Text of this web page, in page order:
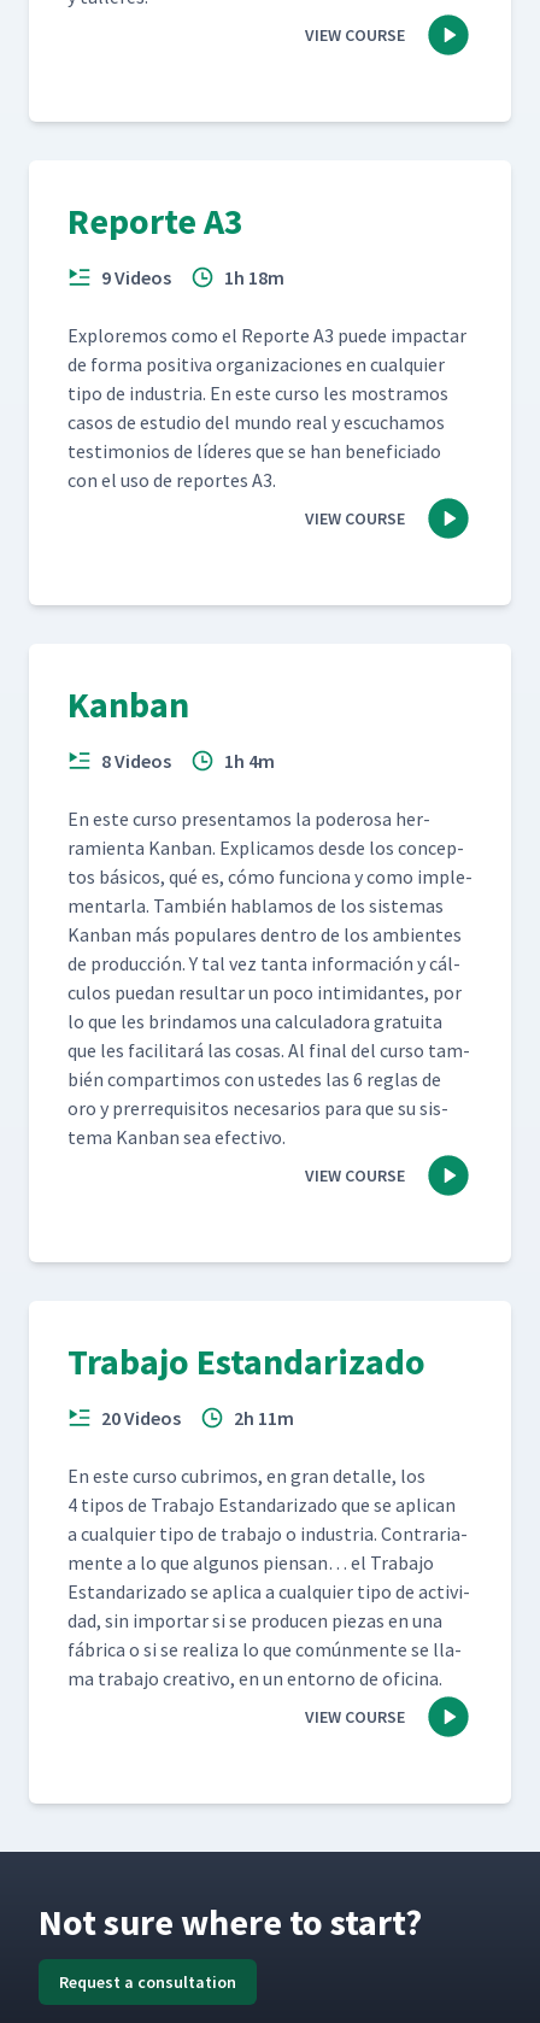
VIEW COURSE
Reporte A3
9 Videos 1h 18m
Explore­mos como el Reporte A3 puede impactar
de for­ma pos­i­ti­va orga­ni­za­ciones en cualquier
tipo de indus­tria. En este cur­so les mostramos
casos de estu­dio del mun­do real y escuchamos
tes­ti­mo­nios de líderes que se han ben­e­fi­ci­a­do
con el uso de reportes A3.
VIEW COURSE
Kanban
8 Videos 1h 4m
En este cur­so pre­sen­ta­mos la poderosa her­
ramien­ta Kan­ban. Expli­camos des­de los con­cep­
tos bási­cos, qué es, cómo fun­ciona y como imple­
men­tar­la. Tam­bién hablam­os de los sis­temas
Kan­ban más pop­u­lares den­tro de los ambi­entes
de pro­duc­ción. Y tal vez tan­ta infor­ma­ción y cál­
cu­los puedan resul­tar un poco intim­i­dantes, por
lo que les brindamos una cal­cu­lado­ra gra­tui­ta
que les facil­i­tará las cosas. Al final del cur­so tam­
bién com­par­ti­mos con ust­edes las 6 reglas de
oro y pre­rreq­ui­si­tos nece­sar­ios para que su sis­
tema Kan­ban sea efectivo.
VIEW COURSE
Trabajo Estandarizado
20 Videos 2h 11m
En este cur­so cub­ri­mos, en gran detalle, los
4 tipos de Tra­ba­jo Estandariza­do que se apli­can
a cualquier tipo de tra­ba­jo o indus­tria. Con­trari­a­
mente a lo que algunos pien­san… el Tra­ba­jo
Estandariza­do se apli­ca a cualquier tipo de activi­
dad, sin impor­tar si se pro­ducen piezas en una
fábri­ca o si se real­iza lo que común­mente se lla­
ma tra­ba­jo cre­ati­vo, en un entorno de oficina.
VIEW COURSE
Not sure where to start?
Request a consultation